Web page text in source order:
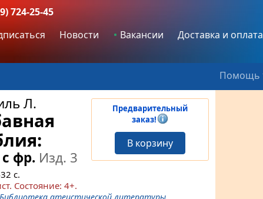
724-25-45
Новости Вакансии
Доставка и оплата
Помощь
Предварительный
заказ!
В корзину
Л.
фр. Изд. 3
с.
Состояние: 4+.